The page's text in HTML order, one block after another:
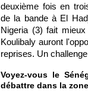
deuxième fois en
de la bande à El
Nigeria (3) fait
Koulibaly auront
reprises. Un
Voyez-vous le
débattre dans la